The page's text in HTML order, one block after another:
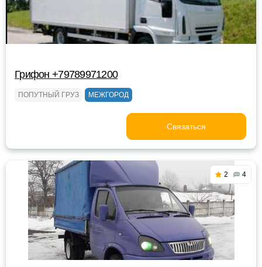
Грифон +79789971200
ПОПУТНЫЙ ГРУЗ МЕЖГОРОД
Связаться
2 4